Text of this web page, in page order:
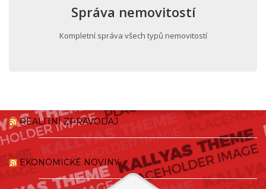
Správa nemovitostí
Kompletní správa všech typů nemovitostí
REALITNÍ ZPRAVODAJ
EKONOMICKÉ NOVINY